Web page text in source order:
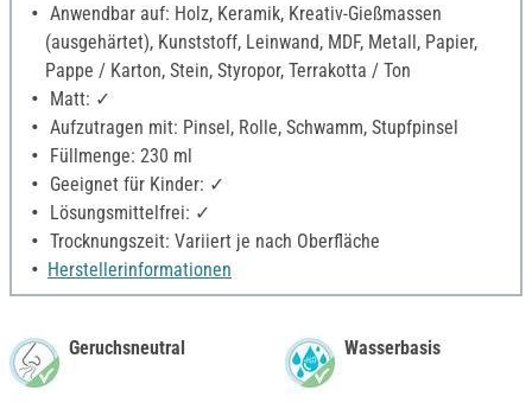
Anwendbar auf: Holz, Keramik, Kreativ-Gießmassen
(ausgehärtet), Kunststoff, Leinwand, MDF, Metall, Papier,
Pappe / Karton, Stein, Styropor, Terrakotta / Ton
Matt: ✓
Aufzutragen mit: Pinsel, Rolle, Schwamm, Stupfpinsel
Füllmenge: 230 ml
Geeignet für Kinder: ✓
Lösungsmittelfrei: ✓
Trocknungszeit: Variiert je nach Oberfläche
Herstellerinformationen
Geruchsneutral Wasserbasis